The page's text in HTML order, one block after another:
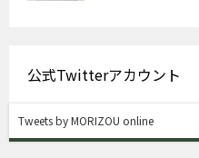
公式Twitterアカウント
Tweets by MORIZOU online